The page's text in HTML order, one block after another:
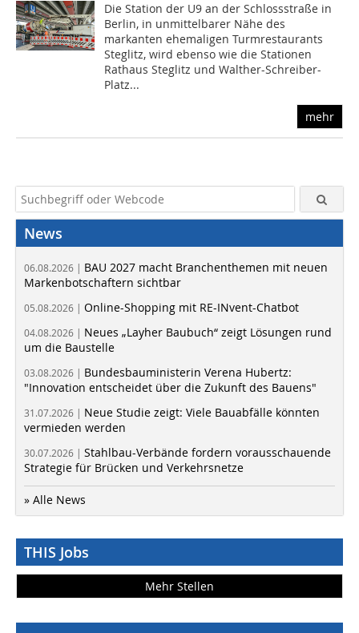
Die Station der U9 an der Schlossstraße in
Berlin, in unmittelbarer Nähe des
markanten ehemaligen Turmrestaurants
Steglitz, wird ebenso wie die Stationen
Rathaus Steglitz und Walther-Schreiber-
Platz...
mehr
News
06.08.2026 | BAU 2027 macht Branchenthemen mit neuen
Markenbotschaftern sichtbar
05.08.2026 | Online-Shopping mit RE-INvent-Chatbot
04.08.2026 | Neues „Layher Baubuch“ zeigt Lösungen rund
um die Baustelle
03.08.2026 | Bundesbauministerin Verena Hubertz:
"Innovation entscheidet über die Zukunft des Bauens"
31.07.2026 | Neue Studie zeigt: Viele Bauabfälle könnten
vermieden werden
30.07.2026 | Stahlbau-Verbände fordern vorausschauende
Strategie für Brücken und Verkehrsnetze
» Alle News
THIS Jobs
Mehr Stellen